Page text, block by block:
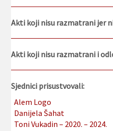
Akti koji nisu razmatrani jer
Akti koji nisu razmatrani i
Sjednici prisustvovali:
Alem Logo
Danijela Šahat
Toni Vukadin – 2020. – 2024.